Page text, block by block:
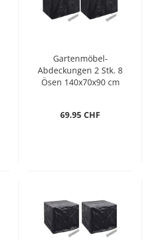
Gartenmöbel-
Abdeckungen 2 Stk. 8
Ösen 140x70x90 cm
69.95 CHF